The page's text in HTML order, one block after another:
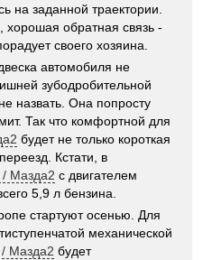
на заданной траектории.
обратная связь -
своего хозяина.
автомобиля не
зубодробительной
назвать. Она попросту
Так что комфортной для
будет не только короткая
Кстати, в
/ Мазда2 с двигателем
5,9 л бензина.
стартуют осенью. Для
механической
Мазда2 будет